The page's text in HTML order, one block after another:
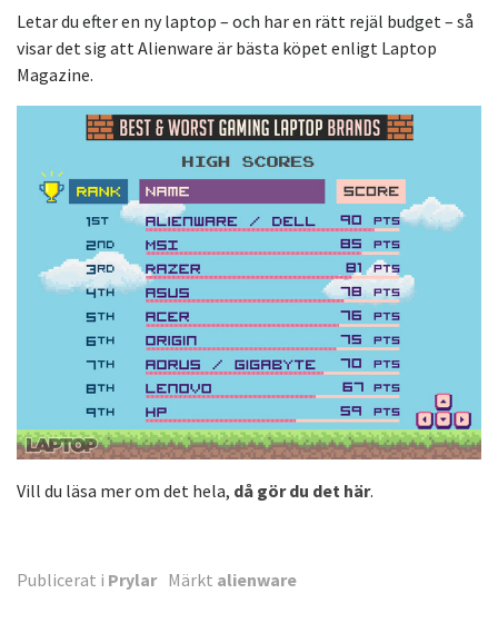
Letar du efter en ny laptop – och har en rätt rejäl budget – så
visar det sig att Alienware är bästa köpet enligt Laptop
Magazine.
Vill du läsa mer om det hela, då gör du det här.
Publicerat i Prylar Märkt alienware